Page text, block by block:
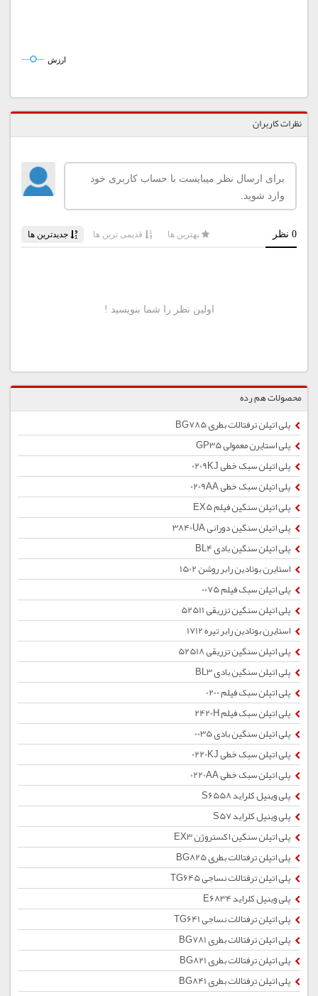
ارزش
نظرات کاربران
محصولات هم رده
پلی اتیلن ترفتالات بطری BG785
پلی استایرن معمولی GP35
پلی اتیلن سبک خطی 0209KJ
پلی اتیلن سبک خطی 0209AA
پلی اتیلن سنگین فیلم EX5
پلی اتیلن سنگین دورانی 3840UA
پلی اتیلن سنگین بادی BL4
استایرن بوتادین رابر روشن 1502
پلی اتیلن سبک فیلم 0075
پلی اتیلن سنگین تزریقی 52511
استایرن بوتادین رابر تیره 1712
پلی اتیلن سنگین تزریقی 52518
پلی اتیلن سنگین بادی BL3
پلی اتیلن سبک فیلم 0200
پلی اتیلن سبک فیلم 2420H
پلی اتیلن سنگین بادی 0035
پلی اتیلن سبک خطی 0220KJ
پلی اتیلن سبک خطی 0220AA
پلی وینیل کلراید S6558
پلی وینیل کلراید S57
پلی اتیلن سنگین اکستروژن EX3
پلی اتیلن ترفتالات بطری BG825
پلی اتیلن ترفتالات نساجی TG645
پلی وینیل کلراید E6834
پلی اتیلن ترفتالات نساجی TG641
پلی اتیلن ترفتالات بطری BG781
پلی اتیلن ترفتالات بطری BG821
پلی اتیلن ترفتالات بطری BG841